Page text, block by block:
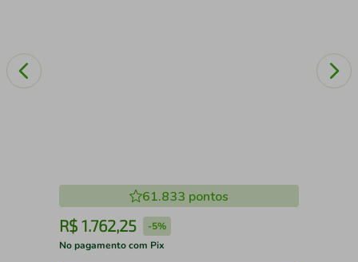
61.833 pontos
R$ 1.762,25 -5%
No pagamento com Pix